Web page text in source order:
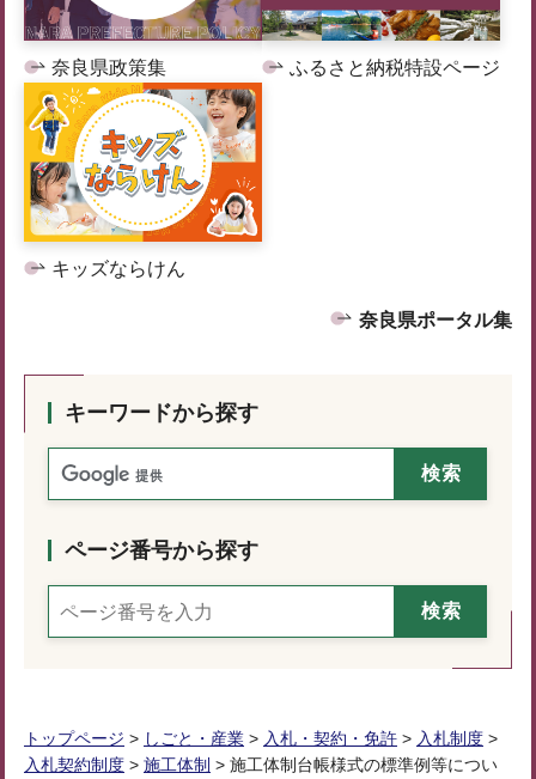
奈良県政策集 ふるさと納税特設ページ
キッズならけん
奈良県ポータル集
キーワードから探す
ページ番号から探す
トップページ > しごと・産業 > 入札・契約・免許 > 入札制度 >
入札契約制度 > 施工体制 > 施工体制台帳様式の標準例等につい